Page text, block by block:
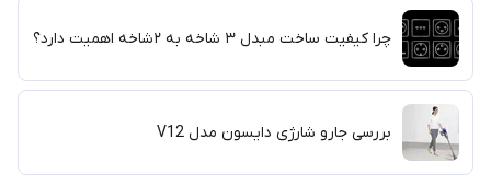
چرا کیفیت ساخت مبدل ۳ شاخه به ۲شاخه اهمیت دارد؟
بررسی جارو شارژی دایسون مدل V12